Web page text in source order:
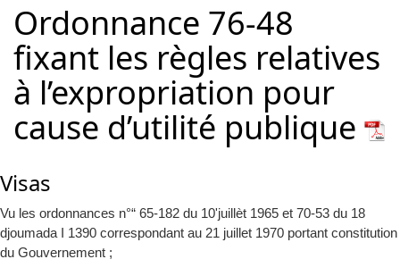
Ordonnance 76-48
fixant les règles relatives
à l’expropriation pour
cause d’utilité publique
Visas
Vu les ordonnances n°“ 65-182 du 10'juillèt 1965 et 70-53 du 18
djoumada I 1390 correspondant au 21 juillet 1970 portant constitution
du Gouvernement ;